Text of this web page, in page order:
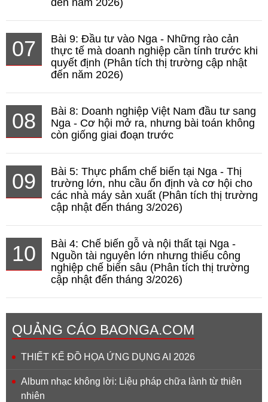
đến năm 2026)
07
Bài 9: Đầu tư vào Nga - Những rào cản
thực tế mà doanh nghiệp cần tính trước khi
quyết định (Phân tích thị trường cập nhật
đến năm 2026)
08
Bài 8: Doanh nghiệp Việt Nam đầu tư sang
Nga - Cơ hội mở ra, nhưng bài toán không
còn giống giai đoạn trước
09
Bài 5: Thực phẩm chế biến tại Nga - Thị
trường lớn, nhu cầu ổn định và cơ hội cho
các nhà máy sản xuất (Phân tích thị trường
cập nhật đến tháng 3/2026)
10
Bài 4: Chế biến gỗ và nội thất tại Nga -
Nguồn tài nguyên lớn nhưng thiếu công
nghiệp chế biến sâu (Phân tích thị trường
cập nhật đến tháng 3/2026)
QUẢNG CÁO BAONGA.COM
THIẾT KẾ ĐỒ HỌA ỨNG DỤNG AI 2026
Album nhạc không lời: Liệu pháp chữa lành từ thiên
nhiên